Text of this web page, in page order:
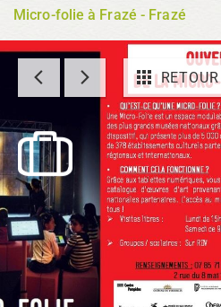
Micro-folie à Frazé - Frazé